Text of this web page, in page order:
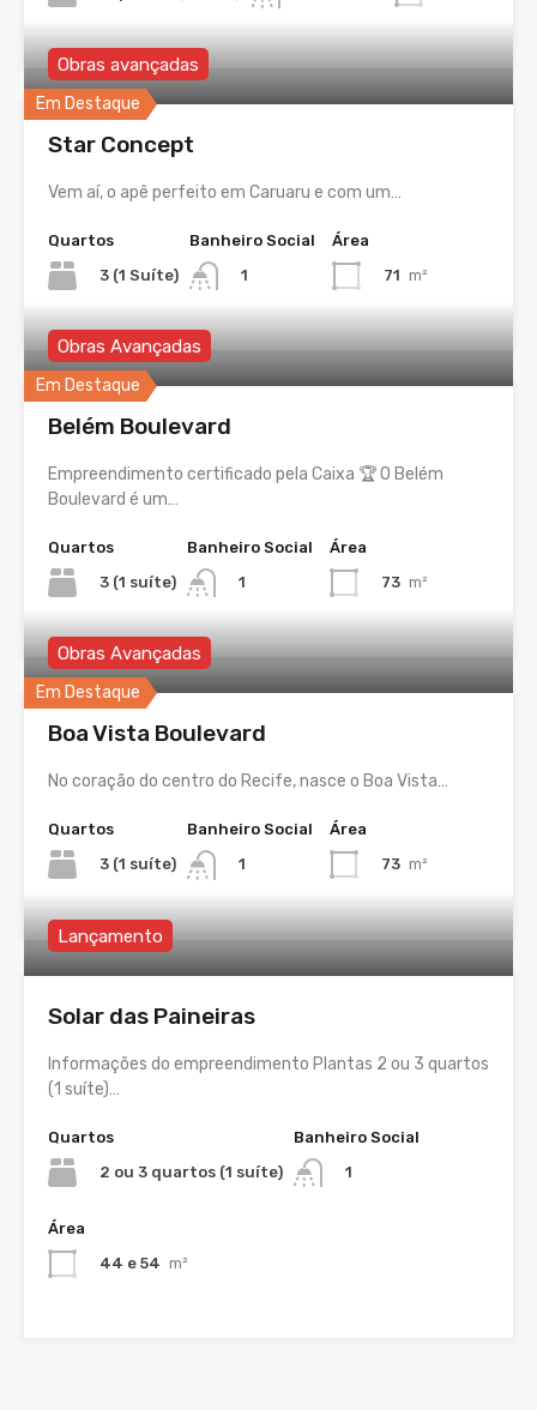
Em Destaque
Obras avançadas
Star Concept
Vem aí, o apê perfeito em Caruaru e com um…
Quartos
3 (1 Suíte)
Banheiro Social
1
Área
71 m²
Em Destaque
Obras Avançadas
Belém Boulevard
Empreendimento certificado pela Caixa 🏆 O Belém
Boulevard é um…
Quartos
3 (1 suíte)
Banheiro Social
1
Área
73 m²
Em Destaque
Obras Avançadas
Boa Vista Boulevard
No coração do centro do Recife, nasce o Boa Vista…
Quartos
3 (1 suíte)
Banheiro Social
1
Área
73 m²
Lançamento
Solar das Paineiras
Informações do empreendimento Plantas 2 ou 3 quartos
(1 suíte)…
Quartos
2 ou 3 quartos (1 suíte)
Banheiro Social
1
Área
44 e 54 m²